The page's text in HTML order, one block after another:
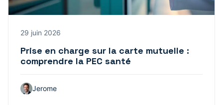
29 juin 2026
Prise en charge sur la carte mutuelle :
comprendre la PEC santé
Jerome